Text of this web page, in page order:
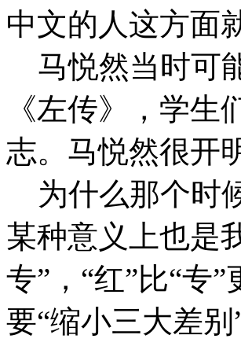
中文的人这方面
马悦然当时可
《左传》，学
志。马悦然很开
为什么那个时
某种意义上也是
专”，“红”比“专
要“缩小三大差